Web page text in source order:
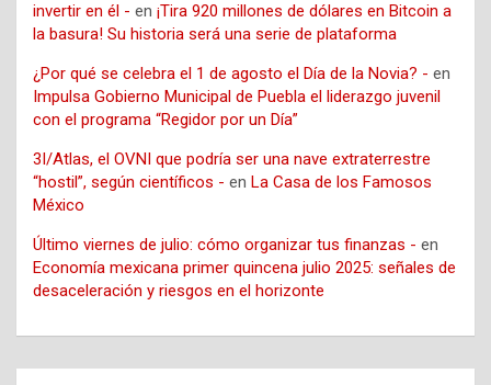
invertir en él - en ¡Tira 920 millones de dólares en Bitcoin a
la basura! Su historia será una serie de plataforma
¿Por qué se celebra el 1 de agosto el Día de la Novia? - en
Impulsa Gobierno Municipal de Puebla el liderazgo juvenil
con el programa “Regidor por un Día”
3I/Atlas, el OVNI que podría ser una nave extraterrestre
“hostil”, según científicos - en La Casa de los Famosos
México
Último viernes de julio: cómo organizar tus finanzas - en
Economía mexicana primer quincena julio 2025: señales de
desaceleración y riesgos en el horizonte